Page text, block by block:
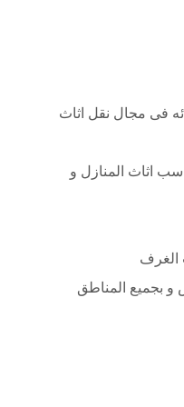
فى مجال نقل اثاث
اثاث المنازل و
و بجميع المناطق